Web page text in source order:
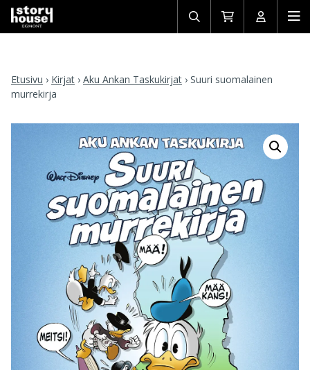
Avaa/sulje
haku
Siirry
ostoskoriin
Avaa/
Etusivu › Kirjat › Aku Ankan Taskukirjat › Suuri suomalainen
murrekirja